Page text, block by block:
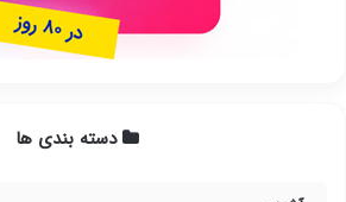
دسته بندی ها